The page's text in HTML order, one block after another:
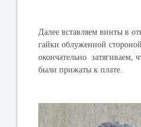
Далее вставляем винты в
гайки облуженной
окончательно затягиваем,
были прижаты к плате.